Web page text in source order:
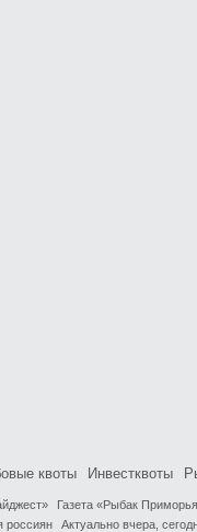
квоты Инвестквоты
Газета «Рыбак
россиян Актуально вчера,